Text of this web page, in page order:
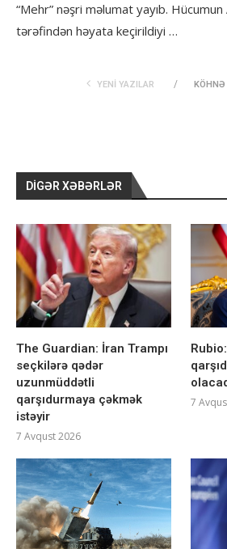
“Mehr” nəşri məlumat yayıb. Hücumun
tərəfindən həyata keçirildiyi …
YENI YAZILAR KÖHNƏ
DIGƏR XƏBƏRLƏR
The Guardian: İran Trampı
seçkilərə qədər
uzunmüddətli
qarşıdurmaya çəkmək
istəyir
7 Avqust 2026
7